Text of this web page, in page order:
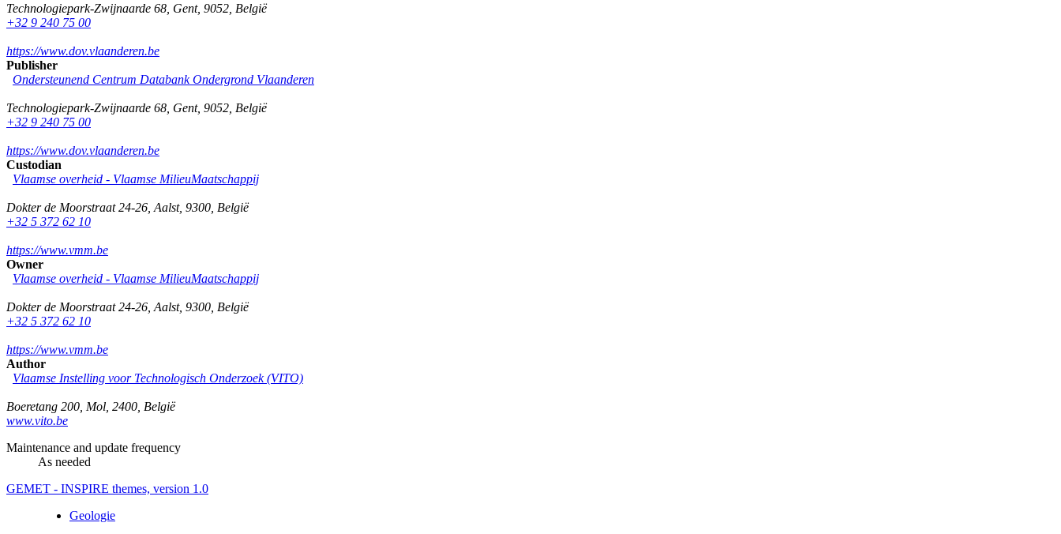
Technologiepark-Zwijnaarde 68 Gent, 9052 België
+32 9 240 75 00
https://www.dov.vlaanderen.be
Publisher
Ondersteunend Centrum Databank Ondergrond Vlaanderen
Technologiepark-Zwijnaarde 68 Gent, 9052 België
+32 9 240 75 00
https://www.dov.vlaanderen.be
Custodian
Vlaamse overheid - Vlaamse MilieuMaatschappij
Dokter de Moorstraat 24-26 Aalst, 9300 België
+32 5 372 62 10
https://www.vmm.be
Owner
Vlaamse overheid - Vlaamse MilieuMaatschappij
Dokter de Moorstraat 24-26 Aalst, 9300 België
+32 5 372 62 10
https://www.vmm.be
Author
Vlaamse Instelling voor Technologisch Onderzoek (VITO)
Boeretang 200 Mol 2400 België
www.vito.be
Maintenance and update frequency
As needed
GEMET - INSPIRE themes, version 1.0
Geologie